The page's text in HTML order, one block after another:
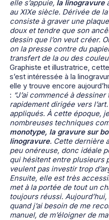
elle s’appuie, la linogravure
au XIXe siècle. Dérivée de
consiste à graver une
doux et tendre que son
dessin que l’on veut créer.
on la presse contre du
transfert de la ou des
Graphiste et illustratrice,
s’est intéressée à la
elle y trouve encore
: “J’ai commencé à
rapidement dirigée vers
appliqués. À cette époque,
nombreuses techniques
monotype, la gravure sur
linogravure. Cette dernière
peu onéreuse, donc idéale
qui hésitent entre plusieurs
veulent pas investir trop
Ensuite, elle est très
met à la portée de tout un
toujours réussi.
quand j’ai besoin de me
manuel, de m’éloigner de